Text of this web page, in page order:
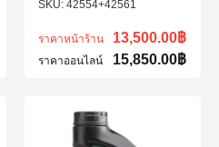
42554+42561
ราคาหน้าร้าน 13,500.00฿
ราคาออนไลน์ 15,850.00฿